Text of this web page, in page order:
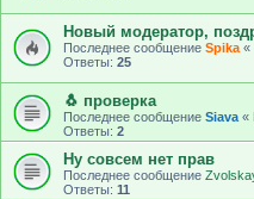
Новый модератор,
Последнее сообщение Spika «
Ответы: 25
🐧 проверка
Последнее сообщение Siava «
Ответы: 2
Ну совсем нет прав
Последнее сообщение
Ответы: 11